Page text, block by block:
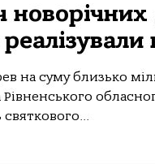
на суму близько